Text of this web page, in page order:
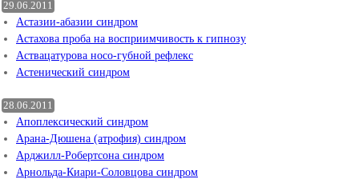
29.06.2011
Астазии-абазии синдром
Астахова проба на восприимчивость к гипнозу
Аствацатурова носо-губной рефлекс
Астенический синдром
28.06.2011
Апоплексический синдром
Арана-Дюшена (атрофия) синдром
Арджилл-Робертсона синдром
Арнольда-Киари-Соловцова синдром